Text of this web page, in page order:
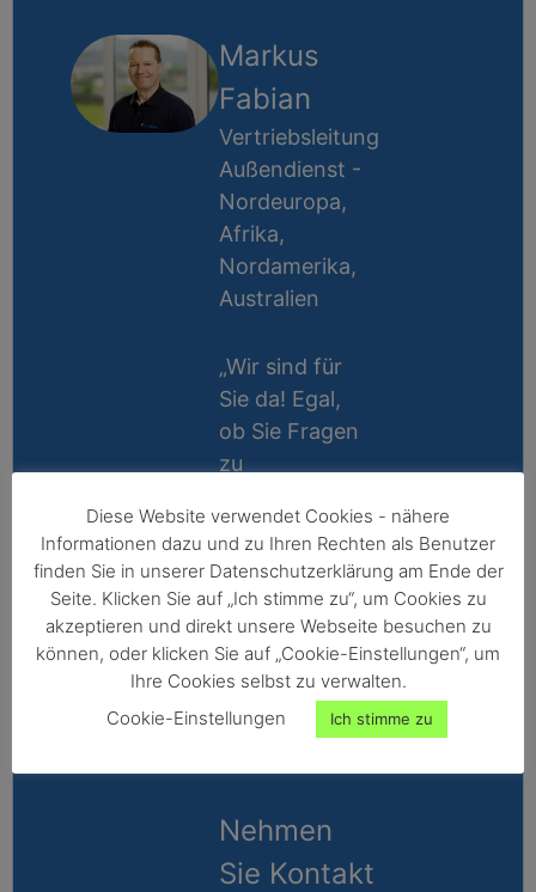
Markus
Fabian
Vertriebsleitung
Außendienst -
Nordeuropa,
Afrika,
Nordamerika,
Australien
„Wir sind für
Sie da! Egal,
ob Sie Fragen
zu
Kalibrierung,
Zubehör oder
Technik
haben, wir
helfen gerne
persönlich
weiter!“
Nehmen
Sie Kontakt
Lifetime
Support
10 Jahre
Reparatur-
Diese Website verwendet Cookies - nähere
Informationen dazu und zu Ihren Rechten als Benutzer
finden Sie in unserer Datenschutzerklärung am Ende der
Seite. Klicken Sie auf „Ich stimme zu“, um Cookies zu
akzeptieren und direkt unsere Webseite besuchen zu
können, oder klicken Sie auf „Cookie-Einstellungen“, um
Ihre Cookies selbst zu verwalten.
Cookie-Einstellungen
Ich stimme zu